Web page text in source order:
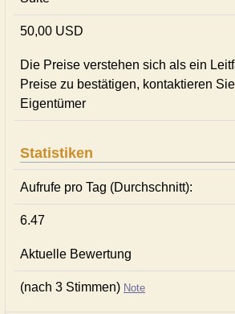
50,00 USD
Die Preise verstehen sich als ein
Preise zu bestätigen, kontaktieren
Eigentümer
Statistiken
Aufrufe pro Tag (Durchschnitt):
6.47
Aktuelle Bewertung
(nach 3 Stimmen) Note